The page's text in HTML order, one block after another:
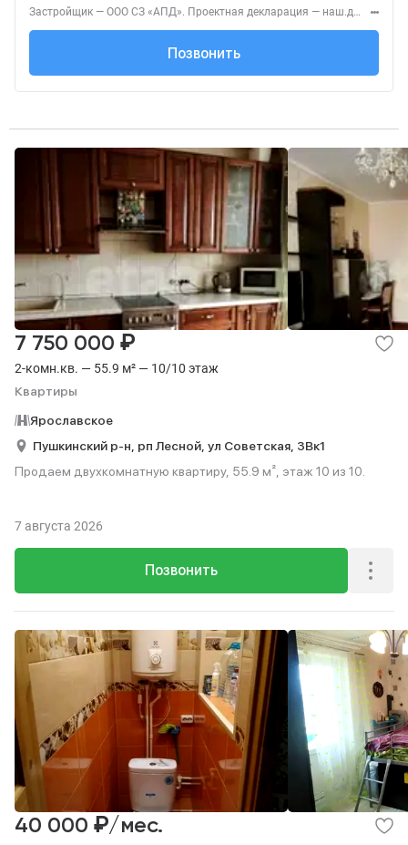
Застройщик — ООО СЗ «АПД». Проектная декларация — наш.дом.рф. Акция до 28.02.2026. Не оферта. Подробности — Level.ru
+7 (495) 236-91-...
Позвонить
2-комн.кв. — 55.9 м² — 10/10 этаж
Квартиры
7 750 000 ₽
Ярославское
Пушкинский р-н, рп Лесной, ул Советская, 3Вк1
Продаем двухкомнатную квартиру, 55.9 м², этаж 10 из 10.
Позвонить
7 августа 2026
40 000 ₽/мес.